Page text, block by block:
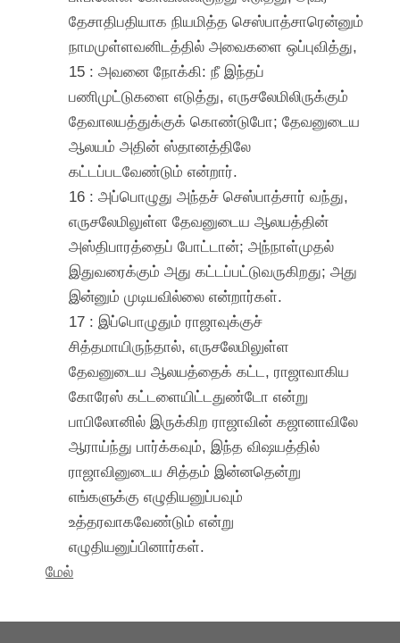
தேசாதிபதியாக நியமித்த செஸ்பாத்சாரென்னும்
நாமமுள்ளவனிடத்தில் அவைகளை ஒப்புவித்து,
15 : அவனை நோக்கி: நீ இந்தப்
பணிமுட்டுகளை எடுத்து, எருசலேமிலிருக்கும்
தேவாலயத்துக்குக் கொண்டுபோ; தேவனுடைய
ஆலயம் அதின் ஸ்தானத்திலே
கட்டப்படவேண்டும் என்றார்.
16 : அப்பொழுது அந்தச் செஸ்பாத்சார் வந்து,
எருசலேமிலுள்ள தேவனுடைய ஆலயத்தின்
அஸ்திபாரத்தைப் போட்டான்; அந்நாள்முதல்
இதுவரைக்கும் அது கட்டப்பட்டுவருகிறது; அது
இன்னும் முடியவில்லை என்றார்கள்.
17 : இப்பொழுதும் ராஜாவுக்குச்
சித்தமாயிருந்தால், எருசலேமிலுள்ள
தேவனுடைய ஆலயத்தைக் கட்ட, ராஜாவாகிய
கோரேஸ் கட்டளையிட்டதுண்டோ என்று
பாபிலோனில் இருக்கிற ராஜாவின் கஜானாவிலே
ஆராய்ந்து பார்க்கவும், இந்த விஷயத்தில்
ராஜாவினுடைய சித்தம் இன்னதென்று
எங்களுக்கு எழுதியனுப்பவும்
உத்தரவாகவேண்டும் என்று
எழுதியனுப்பினார்கள்.
மேல்